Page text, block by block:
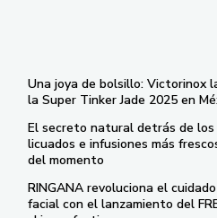
Una joya de bolsillo: Victorinox
la Super Tinker Jade 2025 en
El secreto natural detrás de los
licuados e infusiones más
del momento
RINGANA revoluciona el cuidado
facial con el lanzamiento del